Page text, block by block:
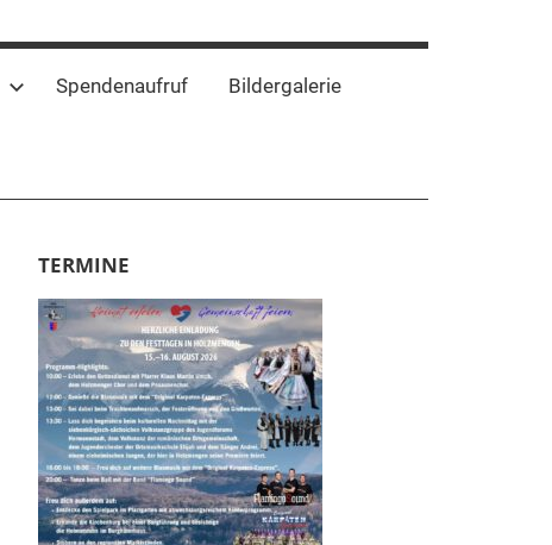
Spendenaufruf Bildergalerie
TERMINE